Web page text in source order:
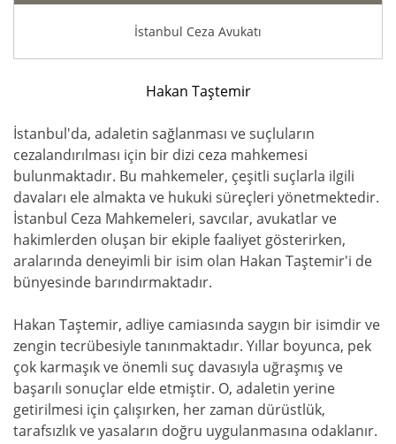
İstanbul Ceza Avukatı
Hakan Taştemir
İstanbul'da, adaletin sağlanması ve suçluların
cezalandırılması için bir dizi ceza mahkemesi
bulunmaktadır. Bu mahkemeler, çeşitli suçlarla ilgili
davaları ele almakta ve hukuki süreçleri yönetmektedir.
İstanbul Ceza Mahkemeleri, savcılar, avukatlar ve
hakimlerden oluşan bir ekiple faaliyet gösterirken,
aralarında deneyimli bir isim olan Hakan Taştemir'i de
bünyesinde barındırmaktadır.
Hakan Taştemir, adliye camiasında saygın bir isimdir ve
zengin tecrübesiyle tanınmaktadır. Yıllar boyunca, pek
çok karmaşık ve önemli suç davasıyla uğraşmış ve
başarılı sonuçlar elde etmiştir. O, adaletin yerine
getirilmesi için çalışırken, her zaman dürüstlük,
tarafsızlık ve yasaların doğru uygulanmasına odaklanır.